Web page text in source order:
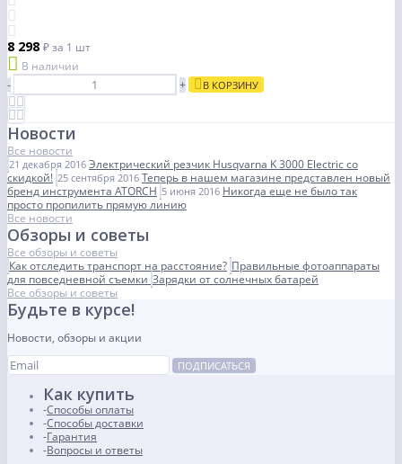
8 298 ₽за 1 шт
В наличии
-
+ В КОРЗИНУ
Новости
Все новости
21 декабря 2016 Электрический резчик Husqvarna K 3000 Electric со
скидкой! 25 сентября 2016 Теперь в нашем магазине представлен новый
бренд инструмента ATORCH 5 июня 2016 Никогда еще не было так
просто пропилить прямую линию
Все новости
Обзоры и советы
Все обзоры и советы
Как отследить транспорт на расстояние? Правильные фотоаппараты
для повседневной съемки Зарядки от солнечных батарей
Все обзоры и советы
Будьте в курсе!
Новости, обзоры и акции
ПОДПИСАТЬСЯ
Как купить
Способы оплаты
Способы доставки
Гарантия
Вопросы и ответы